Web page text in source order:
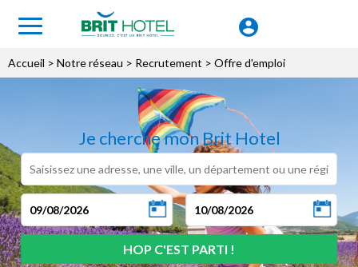
Accueil > Notre réseau > Recrutement > Offre d'emploi
Je cherche mon Brit Hotel